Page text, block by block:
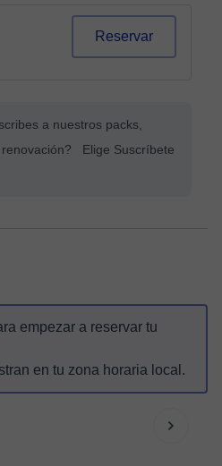
Reservar
a nuestros packs,
Elige Suscríbete
empezar a reservar tu
en tu zona horaria local.